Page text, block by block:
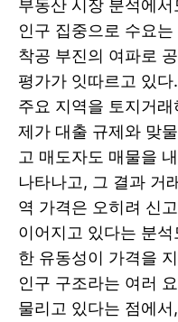
부동산 시장 분석에
인구 집중으로 수요
착공 부진의 여파로
평가가 잇따르고 있
주요 지역을 토지거
제가 대출 규제와 맞
고 매도자도 매물을
나타나고, 그 결과 거
역 가격은 오히려 신
이어지고 있다는 분
한 유동성이 가격을
인구 구조라는 여러
물리고 있다는 점에